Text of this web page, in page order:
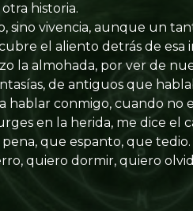
historia.
sino vivencia, aunque un
el aliento detrás de
la almohada, por ver de
de antiguos que
hablar conmigo, cuando no
en la herida, me dice el
que espanto, que tedio.
quiero dormir, quiero